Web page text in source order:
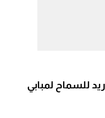
للسماح لمبابي